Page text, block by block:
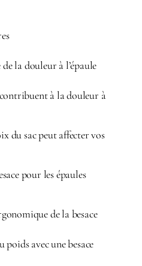
la douleur à l’épaule
à la douleur à
du sac peut affecter vos
pour les épaules
de la besace
avec une besace